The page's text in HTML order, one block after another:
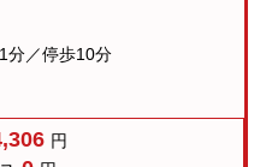
分／停歩10分
円